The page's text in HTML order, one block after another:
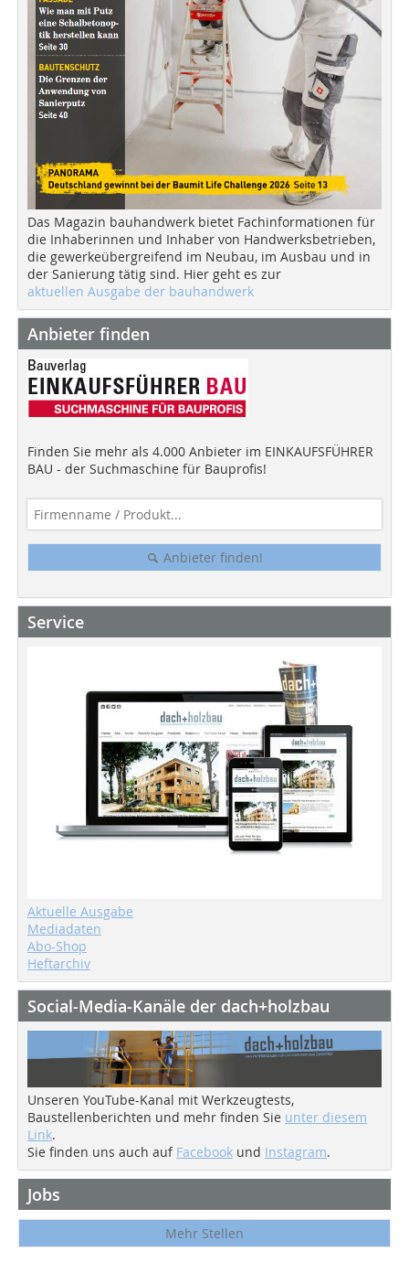
Das Magazin bauhandwerk bietet Fachinformationen für
die Inhaberinnen und Inhaber von Handwerksbetrieben,
die gewerkeübergreifend im Neubau, im Ausbau und in
der Sanierung tätig sind. Hier geht es zur
aktuellen Ausgabe der bauhandwerk
Anbieter finden
Finden Sie mehr als 4.000 Anbieter im EINKAUFSFÜHRER
BAU - der Suchmaschine für Bauprofis!
Anbieter finden!
Service
Aktuelle Ausgabe
Mediadaten
Abo-Shop
Heftarchiv
Social-Media-Kanäle der dach+holzbau
Unseren YouTube-Kanal mit Werkzeugtests,
Baustellenberichten und mehr finden Sie unter diesem
Link.
Sie finden uns auch auf Facebook und Instagram.
Jobs
Mehr Stellen